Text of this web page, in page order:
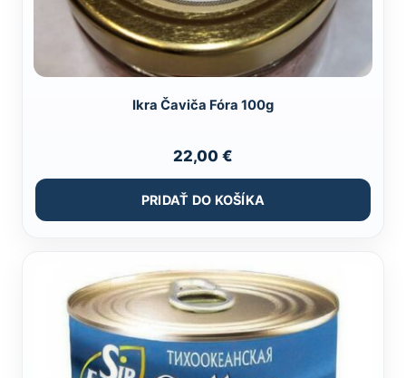
Ikra Čaviča Fóra 100g
22,00 €
PRIDAŤ DO KOŠÍKA